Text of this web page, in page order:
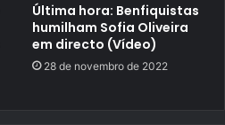
Última hora: Benfiquistas
humilham Sofia Oliveira
em directo (Vídeo)
28 de novembro de 2022